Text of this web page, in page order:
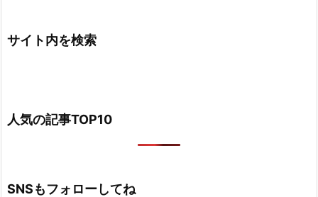
サイト内を検索
人気の記事TOP10
SNSもフォローしてね